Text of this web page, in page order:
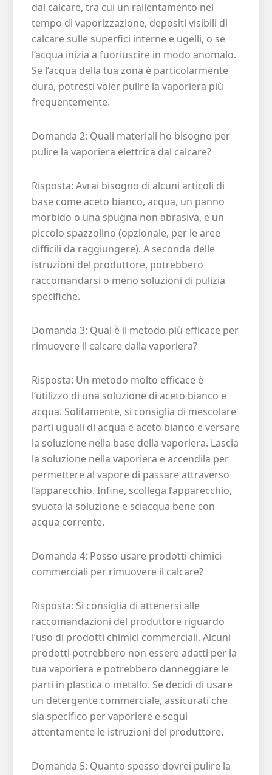
dal calcare, tra cui un rallentamento nel
tempo di vaporizzazione, depositi visibili di
calcare sulle superfici interne e ugelli, o se
l’acqua inizia a fuoriuscire in modo anomalo.
Se l’acqua della tua zona è particolarmente
dura, potresti voler pulire la vaporiera più
frequentemente.
Domanda 2: Quali materiali ho bisogno per
pulire la vaporiera elettrica dal calcare?
Risposta: Avrai bisogno di alcuni articoli di
base come aceto bianco, acqua, un panno
morbido o una spugna non abrasiva, e un
piccolo spazzolino (opzionale, per le aree
difficili da raggiungere). A seconda delle
istruzioni del produttore, potrebbero
raccomandarsi o meno soluzioni di pulizia
specifiche.
Domanda 3: Qual è il metodo più efficace per
rimuovere il calcare dalla vaporiera?
Risposta: Un metodo molto efficace è
l’utilizzo di una soluzione di aceto bianco e
acqua. Solitamente, si consiglia di mescolare
parti uguali di acqua e aceto bianco e versare
la soluzione nella base della vaporiera. Lascia
la soluzione nella vaporiera e accendila per
permettere al vapore di passare attraverso
l’apparecchio. Infine, scollega l’apparecchio,
svuota la soluzione e sciacqua bene con
acqua corrente.
Domanda 4: Posso usare prodotti chimici
commerciali per rimuovere il calcare?
Risposta: Si consiglia di attenersi alle
raccomandazioni del produttore riguardo
l’uso di prodotti chimici commerciali. Alcuni
prodotti potrebbero non essere adatti per la
tua vaporiera e potrebbero danneggiare le
parti in plastica o metallo. Se decidi di usare
un detergente commerciale, assicurati che
sia specifico per vaporiere e segui
attentamente le istruzioni del produttore.
Domanda 5: Quanto spesso dovrei pulire la